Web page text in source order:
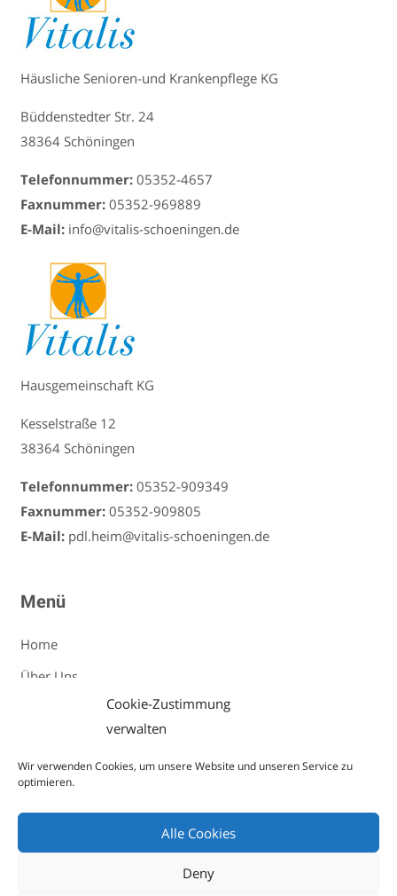
Cookie-Zustimmung
verwalten
Wir verwenden Cookies, um unsere Website und unseren Service zu
optimieren.
Alle Cookies
Deny
Häusliche Senioren-und Krankenpflege KG
Büddenstedter Str. 24
38364 Schöningen
Telefonnummer: 05352-4657
Faxnummer:05352-969889
E-Mail: info@vitalis-schoeningen.de
Hausgemeinschaft KG
Kesselstraße 12
38364 Schöningen
Telefonnummer:05352-909349
Faxnummer:05352-909805
E-Mail:pdl.heim@vitalis-schoeningen.de
Menü
Home
Über Uns
Ambulante Pflege
Stationäre Pflege
Karriere